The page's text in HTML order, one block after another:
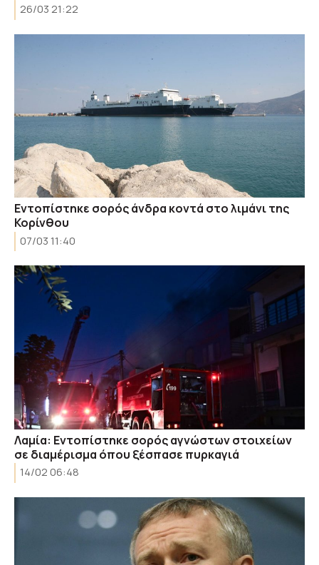
26/03 21:22
Εντοπίστηκε σορός άνδρα κοντά στο λιμάνι της
Κορίνθου
07/03 11:40
Λαμία: Εντοπίστηκε σορός αγνώστων στοιχείων
σε διαμέρισμα όπου ξέσπασε πυρκαγιά
14/02 06:48